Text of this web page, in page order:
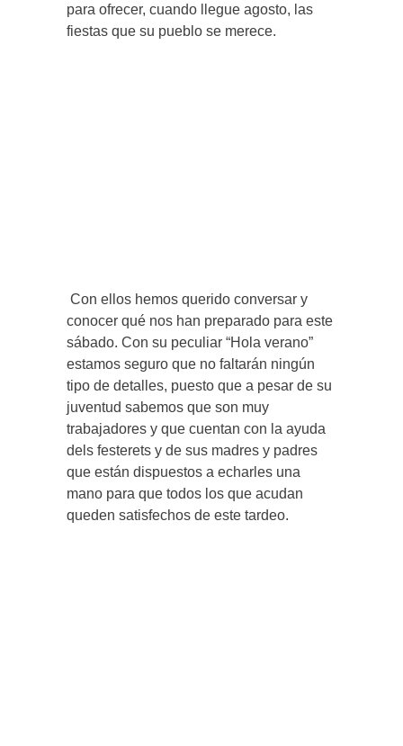
para ofrecer, cuando llegue agosto, las
fiestas que su pueblo se merece.
Con ellos hemos querido conversar y
conocer qué nos han preparado para este
sábado. Con su peculiar “Hola verano”
estamos seguro que no faltarán ningún
tipo de detalles, puesto que a pesar de su
juventud sabemos que son muy
trabajadores y que cuentan con la ayuda
dels festerets y de sus madres y padres
que están dispuestos a echarles una
mano para que todos los que acudan
queden satisfechos de este tardeo.